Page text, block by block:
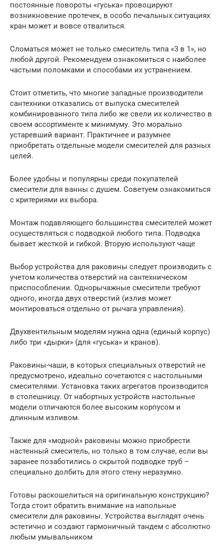
постоянные повороты «гуська» провоцируют
возникновение протечек, в особо печальных ситуациях
кран может и вовсе отвалиться.
Сломаться может не только смеситель типа «3 в 1», но
любой другой. Рекомендуем ознакомиться с наиболее
частыми поломками и способами их устранением.
Стоит отметить, что многие западные производители
сантехники отказались от выпуска смесителей
комбинированного типа либо же свели их количество в
своем ассортименте к минимуму. Это морально
устаревший вариант. Практичнее и разумнее
приобретать отдельные модели смесителей для разных
целей.
Более удобны и популярны среди покупателей
смесители для ванны с душем. Советуем ознакомиться
с критериями их выбора.
Монтаж подавляющего большинства смесителей может
осуществляться с подводкой любого типа. Подводка
бывает жесткой и гибкой. Вторую используют чаще
Выбор устройства для раковины следует производить с
учетом количества отверстий на сантехническом
приспособлении. Однорычажные смесители требуют
одного, иногда двух отверстий (излив может
монтироваться отдельно от рычага управления).
Двухвентильным моделям нужна одна (единый корпус)
либо три «дырки» (для «гуська» и кранов).
Раковины-чаши, в которых специальных отверстий не
предусмотрено, идеально сочетаются с настольными
смесителями. Установка таких агрегатов производится
в столешницу. От набортных устройств настольные
модели отличаются более высоким корпусом и
длинным изливом.
Также для «модной» раковины можно приобрести
настенный смеситель, но только в том случае, если вы
заранее позаботились о скрытой подводке труб –
специально долбить для этого стену неразумно.
Готовы раскошелиться на оригинальную конструкцию?
Тогда стоит обратить внимание на напольные
смесители для раковины. Устройства выглядят очень
эстетично и создают гармоничный тандем с абсолютно
любым умывальником